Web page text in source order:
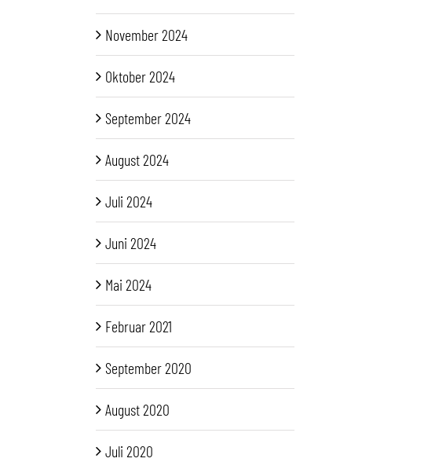
November 2024
Oktober 2024
September 2024
August 2024
Juli 2024
Juni 2024
Mai 2024
Februar 2021
September 2020
August 2020
Juli 2020